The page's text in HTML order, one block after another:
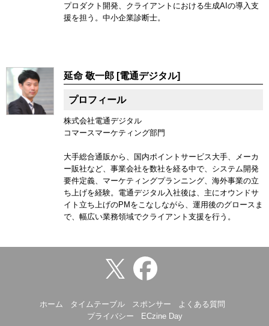
プロダクト開発、クライアントにおける生成AIの導入支
援を担う。中小企業診断士。
延命 敬一郎 [電通デジタル]
プロフィール
株式会社電通デジタル
コマースマーケティング部門
大手総合通販から、国内ポイントサービス大手、メーカ
ー販社など、事業会社を数社を経る中で、システム開発
要件定義、マーケティングプランニング、海外事業の立
ち上げを経験。電通デジタル入社後は、主にオウンドサ
イト立ち上げのPMをこなしながら、運用後のグロースま
で、幅広い業務領域でクライアント支援を行う。
ホーム タイムテーブル スポンサー
よくある質問
プライバシー
ECzine Day